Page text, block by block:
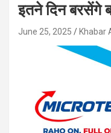
इतने दिन बरसेंगे
June 25, 2025 Khabar